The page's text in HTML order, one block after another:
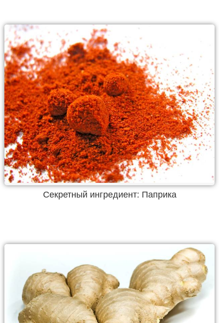
Секретный ингредиент: Паприка